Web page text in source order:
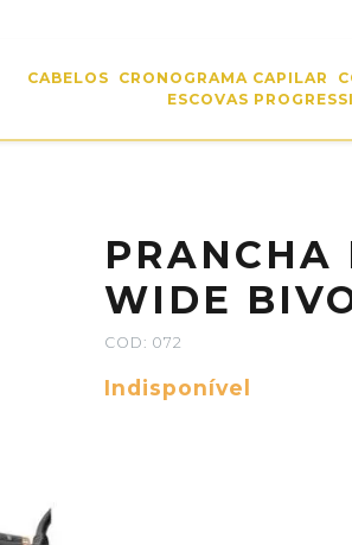
CABELOS CRONOGRAMA CAPILAR
ESCOVAS
PRANCHA
WIDE
COD: 072
Indisponível